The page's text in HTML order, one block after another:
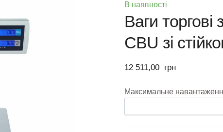
В наявності
Ваги
CBU зі
12 511,00  грн
Максимальне